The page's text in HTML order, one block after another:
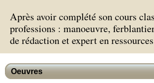
Après avoir complété son cours
professions : manoeuvre,
de rédaction et expert en
Oeuvres